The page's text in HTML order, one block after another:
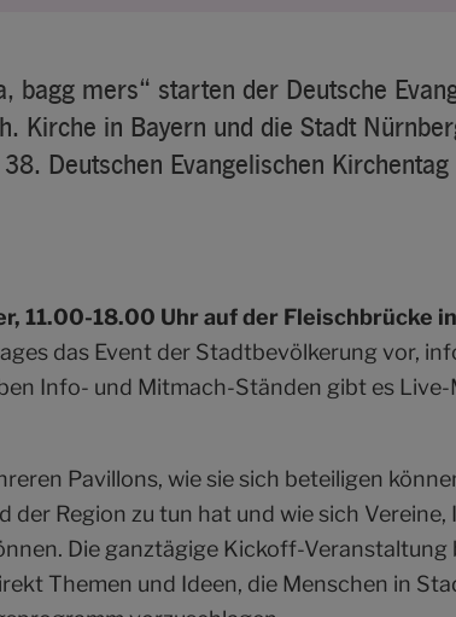
bagg mers“ starten der Deutsche
Kirche in Bayern und die Stadt
Deutschen Evangelischen
11.00-18.00 Uhr auf der Fleischbrücke
das Event der Stadtbevölkerung vor,
Info- und Mitmach-Ständen gibt es Live-
Pavillons, wie sie sich beteiligen
der Region zu tun hat und wie sich
Die ganztägige Kickoff-Veranstaltung
Themen und Ideen, die Menschen in